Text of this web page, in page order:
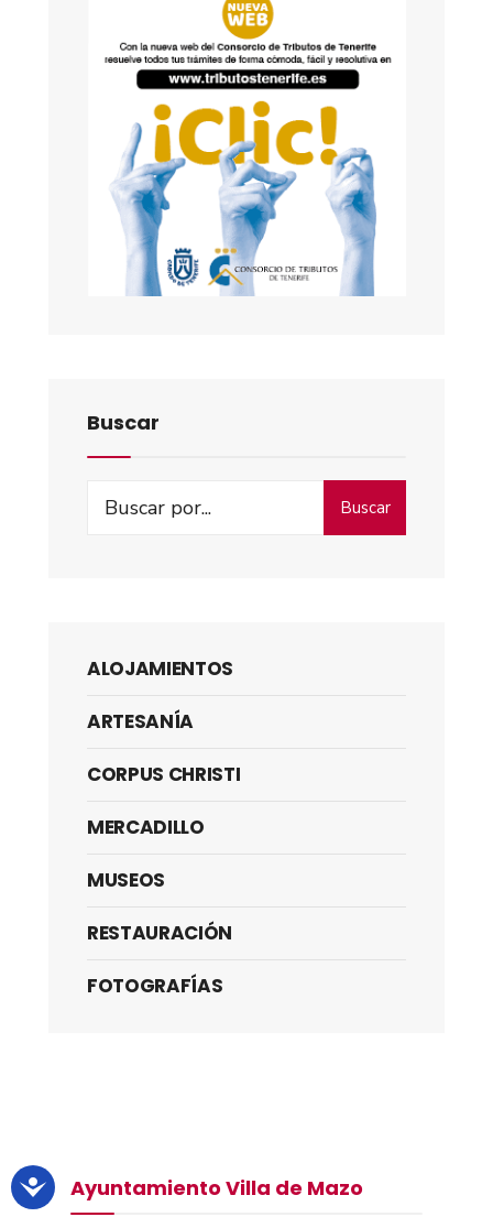
Buscar
Buscar
ALOJAMIENTOS
ARTESANÍA
CORPUS CHRISTI
MERCADILLO
MUSEOS
RESTAURACIÓN
FOTOGRAFÍAS
Ayuntamiento Villa de Mazo